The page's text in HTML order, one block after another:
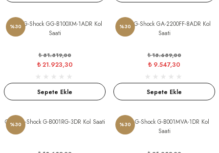
%30
Casio G-Shock GG-B100XM-1ADR Kol
Saati
₺ 31.319,00
₺ 21.923,30
Sepete Ekle
%30
Casio G-Shock GA-2200FF-8ADR Kol
Saati
₺ 13.639,00
₺ 9.547,30
Sepete Ekle
%30
Casio G-Shock G-B001RG-3DR Kol Saati %30
Casio G-Shock G-B001MVA-1DR Kol
Saati